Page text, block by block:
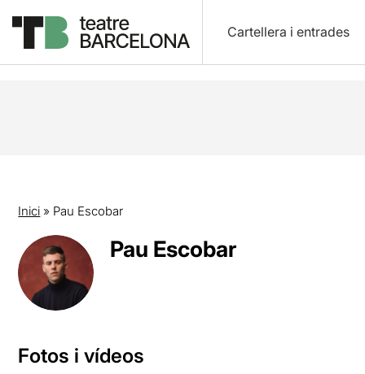
Cartellera i entrades
Inici » Pau Escobar
Pau Escobar
Fotos i vídeos